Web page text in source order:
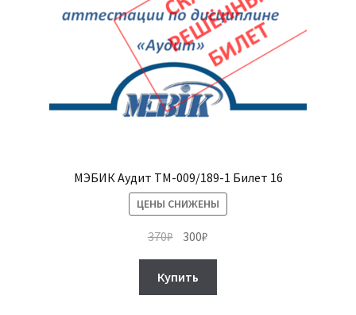
МЭБИК Аудит ТМ-009/189-1 Билет 16
ЦЕНЫ СНИЖЕНЫ
370₽ Первоначальная
цена
составляла
370₽.
300₽
цена:
Купить